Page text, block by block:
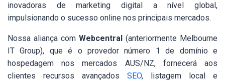
inovadoras de marketing digital a nível global,
impulsionando o sucesso online nos principais mercados.
Nossa aliança com Webcentral (anteriormente Melbourne
IT Group), que é o provedor número 1 de domínio e
hospedagem nos mercados AUS/NZ, fornecerá aos
clientes recursos avançados SEO, listagem local e